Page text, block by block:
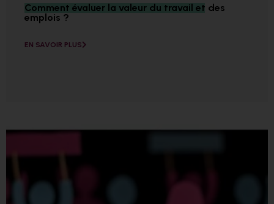
Comment évaluer la valeur du travail et des
emplois ?
EN SAVOIR PLUS